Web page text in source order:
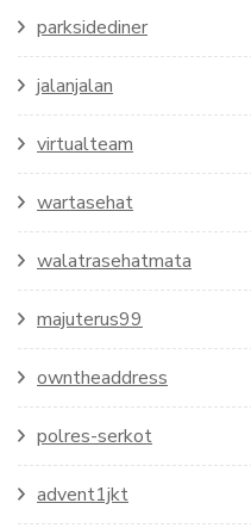
parksidediner
jalanjalan
virtualteam
wartasehat
walatrasehatmata
majuterus99
owntheaddress
polres-serkot
advent1jkt